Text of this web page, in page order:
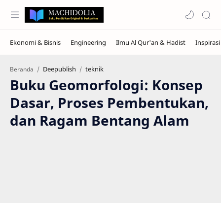
Beranda Deepublish teknik
Buku Geomorfologi: Konsep
Dasar, Proses Pembentukan,
dan Ragam Bentang Alam